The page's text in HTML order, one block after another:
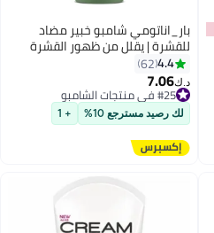
بار_اناتومي شامبو خبير مضاد
للقشرة | يقلل من ظهور القشرة
بنسبة تصل إلى ١٠٠٪ | يستهدف فروة
الرأس الدهنية ويزيل القشرة الجافة
| ٧٥٠ مل
4.4
62
د.ك‏7.06
#25 في منتجات الشامبو
تم بيع +100 مؤخرًا
#25 في منتجات الشامبو
لك رصيد مسترجع 10% + 1